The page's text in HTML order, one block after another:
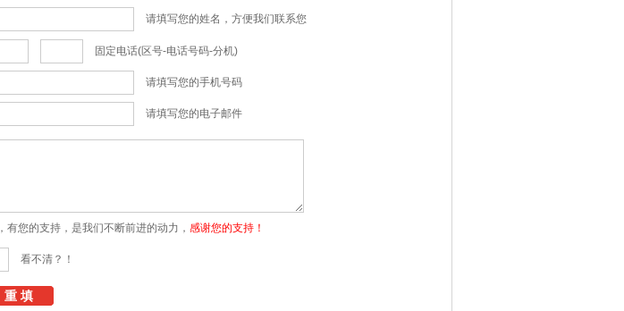
请填写您的姓名，方便我们联系您
固定电话(区号-电话号码-分机)
请填写您的手机号码
请填写您的电子邮件
，有您的支持，是我们不断前进的动力， 感谢您的支持！
看不清？！